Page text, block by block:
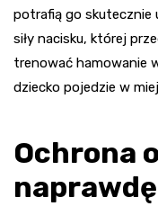
potrafią go skutecznie
siły nacisku, której
trenować hamowanie
dziecko pojedzie w
Ochrona